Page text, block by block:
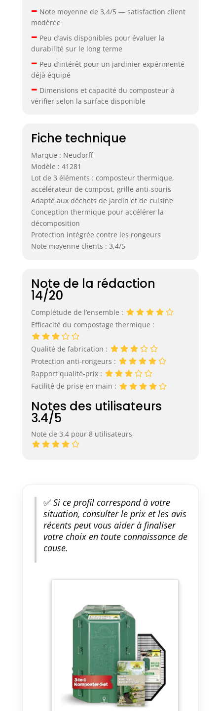
– Note moyenne de 3,4/5 — satisfaction client
modérée
– Peu d’avis disponibles pour évaluer la
durabilité sur le long terme
– Peu d’intérêt pour un jardinier expérimenté
déjà équipé
– Dimensions et capacité du composteur à
vérifier selon la surface disponible
Fiche technique
Marque : Neudorff
Modèle : 41281
Lot de 3 éléments : composteur thermique,
accélérateur de compost, grille anti-souris
Adapté aux déchets de jardin et de cuisine
Conception thermique pour accélérer la
décomposition
Protection intégrée contre les rongeurs
Note moyenne clients : 3,4/5
Note de la rédaction
14/20
Complétude de l’ensemble :
Efficacité du compostage thermique :
Qualité de fabrication :
Protection anti-rongeurs :
Rapport qualité-prix :
Facilité de prise en main :
Notes des utilisateurs
3.4/5
Note de 3.4 pour 8 utilisateurs
✅Si ce profil correspond à votre
situation, consulter le prix et les avis
récents peut vous aider à finaliser
votre choix en toute connaissance de
cause.